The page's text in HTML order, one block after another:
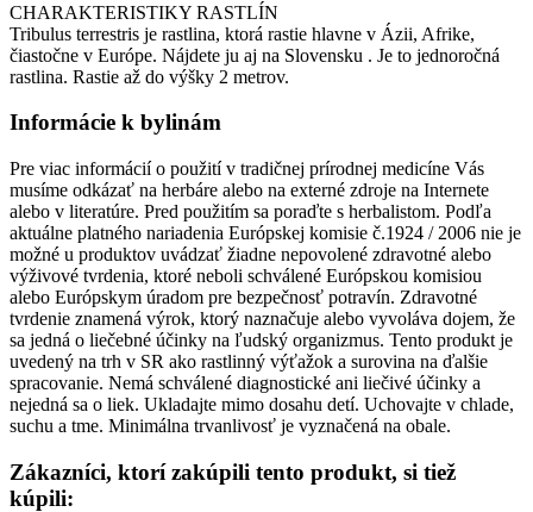
CHARAKTERISTIKY RASTLÍN
Tribulus terrestris je rastlina, ktorá rastie hlavne v Ázii, Afrike,
čiastočne v Európe. Nájdete ju aj na Slovensku . Je to jednoročná
rastlina. Rastie až do výšky 2 metrov.
Informácie k bylinám
Pre viac informácií o použití v tradičnej prírodnej medicíne Vás
musíme odkázať na herbáre alebo na externé zdroje na Internete
alebo v literatúre. Pred použitím sa poraďte s herbalistom. Podľa
aktuálne platného nariadenia Európskej komisie č.1924 / 2006 nie je
možné u produktov uvádzať žiadne nepovolené zdravotné alebo
výživové tvrdenia, ktoré neboli schválené Európskou komisiou
alebo Európskym úradom pre bezpečnosť potravín. Zdravotné
tvrdenie znamená výrok, ktorý naznačuje alebo vyvoláva dojem, že
sa jedná o liečebné účinky na ľudský organizmus. Tento produkt je
uvedený na trh v SR ako rastlinný výťažok a surovina na ďalšie
spracovanie. Nemá schválené diagnostické ani liečivé účinky a
nejedná sa o liek. Ukladajte mimo dosahu detí. Uchovajte v chlade,
suchu a tme. Minimálna trvanlivosť je vyznačená na obale.
Zákazníci, ktorí zakúpili tento produkt, si tiež
kúpili: